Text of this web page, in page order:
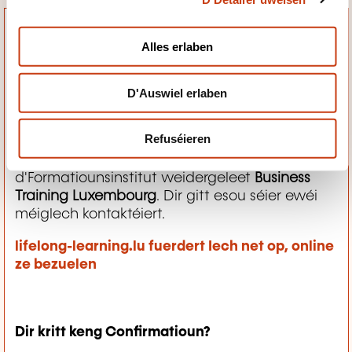
Alles erlaben
D'Auswiel erlaben
Refuséieren
Wat geschitt duerno?
Är Umeldungsufro gëtt un
d'Formatiounsinstitut weidergeleet Business
Training Luxembourg. Dir gitt esou séier ewéi
méiglech kontaktéiert.
lifelong-learning.lu fuerdert Iech net op, online
ze bezuelen
Dir kritt keng Confirmatioun?